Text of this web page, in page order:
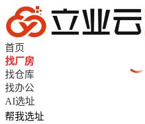
首页
找厂房
找仓库
找办公
AI选址
帮我选址